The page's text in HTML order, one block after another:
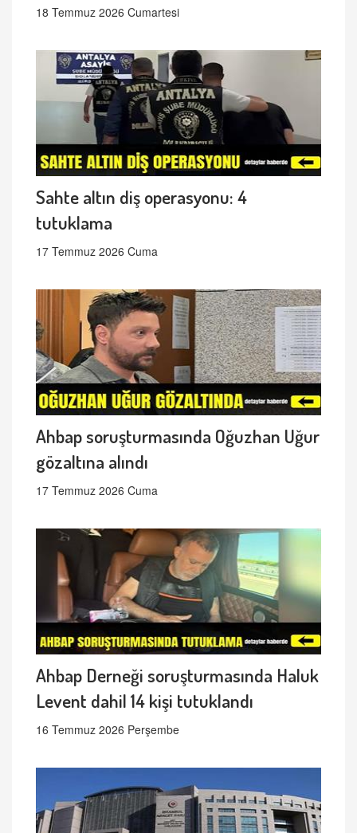
18 Temmuz 2026 Cumartesi
Sahte altın diş operasyonu: 4
tutuklama
17 Temmuz 2026 Cuma
Ahbap soruşturmasında Oğuzhan Uğur
gözaltına alındı
17 Temmuz 2026 Cuma
Ahbap Derneği soruşturmasında Haluk
Levent dahil 14 kişi tutuklandı
16 Temmuz 2026 Perşembe